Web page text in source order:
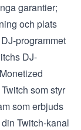
garantier;
och plats
programmet
DJ-
som styr
som erbjuds
Twitch-kanal